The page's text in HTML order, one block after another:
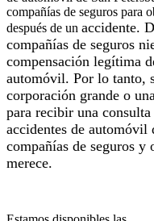
compañías de seguros para
después de un accidente.
compañías de seguros
compensación legítima
automóvil. Por lo tanto,
corporación grande o
para recibir una
accidentes de automóvil
compañías de seguros y
merece.